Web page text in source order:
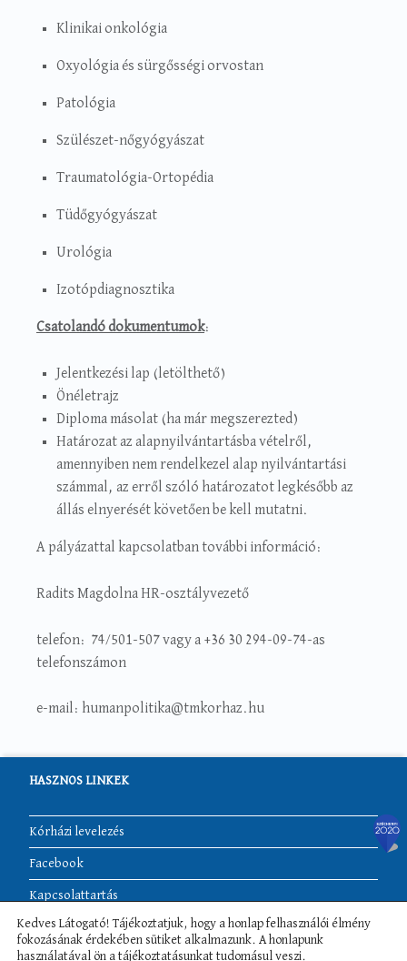
Klinikai onkológia
Oxyológia és sürgősségi orvostan
Patológia
Szülészet-nőgyógyászat
Traumatológia-Ortopédia
Tüdőgyógyászat
Urológia
Izotópdiagnosztika
Csatolandó dokumentumok:
Jelentkezési lap (letölthető)
Önéletrajz
Diploma másolat (ha már megszerezted)
Határozat az alapnyilvántartásba vételről,
amennyiben nem rendelkezel alap nyilvántartási
számmal, az erről szóló határozatot legkésőbb az
állás elnyerését követően be kell mutatni.
A pályázattal kapcsolatban további információ:
Radits Magdolna HR-osztályvezető
telefon: 74/501-507 vagy a +36 30 294-09-74-as
telefonszámon
e-mail: humanpolitika@tmkorhaz.hu
HASZNOS LINKEK
Kórházi levelezés
Facebook
Kapcsolattartás
Akadálymentesítési nyilatkozat
Kedves Látogató! Tájékoztatjuk, hogy a honlap felhasználói élmény
fokozásának érdekében sütiket alkalmazunk. A honlapunk
használatával ön a tájékoztatásunkat tudomásul veszi.